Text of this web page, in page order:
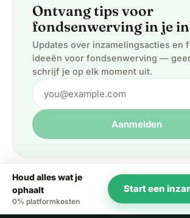
Ontvang tips voor
fondsenwerving in je
Updates over inzamelingsacties en
ideeën voor fondsenwerving —
schrijf je op elk moment uit.
Aanmelden
Houd alles wat je
ophaalt
0% platformkosten
Start een